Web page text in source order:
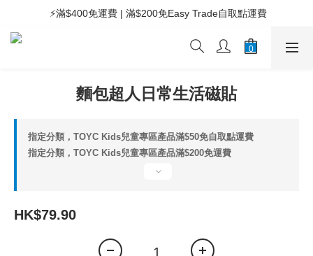
⚡滿$400免運費 | 滿$200免Easy Trade自取點運費
⚡滿$400免運費 | 滿$200免Easy Trade自取點運費
🧸Kids兒童專區滿$200免運費 | 滿$50免自取點運費
麵包超人日常生活磁貼
指定分類，TOYC Kids兒童專區產品滿$50免自取點運費
指定分類，TOYC Kids兒童專區產品滿$200免運費
HK$79.90